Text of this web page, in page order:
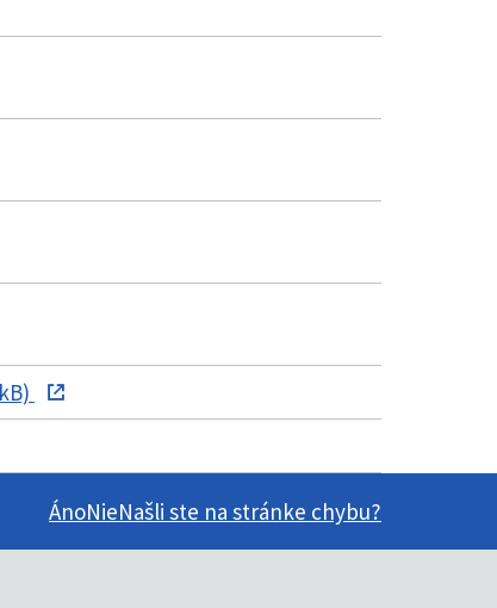
ÁnoNieNašli ste na stránke chybu?